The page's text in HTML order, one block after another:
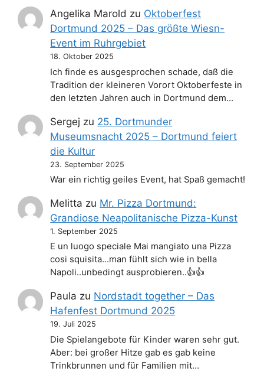
Angelika Marold zu Oktoberfest
Dortmund 2025 – Das größte Wiesn-
Event im Ruhrgebiet
18. Oktober 2025
Ich finde es ausgesprochen schade, daß die
Tradition der kleineren Vorort Oktoberfeste in
den letzten Jahren auch in Dortmund dem…
Sergej zu 25. Dortmunder
Museumsnacht 2025 – Dortmund feiert
die Kultur
23. September 2025
War ein richtig geiles Event, hat Spaß gemacht!
Melitta zu Mr. Pizza Dortmund:
Grandiose Neapolitanische Pizza-Kunst
1. September 2025
E un luogo speciale Mai mangiato una Pizza
cosi squisita...man fühlt sich wie in bella
Napoli..unbedingt ausprobieren..👍👍
Paula zu Nordstadt together – Das
Hafenfest Dortmund 2025
19. Juli 2025
Die Spielangebote für Kinder waren sehr gut.
Aber: bei großer Hitze gab es gab keine
Trinkbrunnen und für Familien mit…